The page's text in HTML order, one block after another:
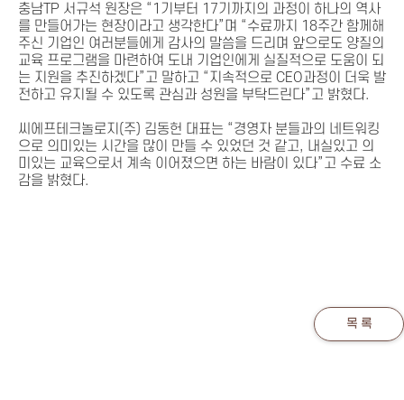
충남TP 서규석 원장은 “1기부터 17기까지의 과정이 하나의 역사
를 만들어가는 현장이라고 생각한다”며 “수료까지 18주간 함께해
주신 기업인 여러분들에게 감사의 말씀을 드리며 앞으로도 양질의
교육 프로그램을 마련하여 도내 기업인에게 실질적으로 도움이 되
는 지원을 추진하겠다”고 말하고 “지속적으로 CEO과정이 더욱 발
전하고 유지될 수 있도록 관심과 성원을 부탁드린다”고 밝혔다.
씨에프테크놀로지(주) 김동헌 대표는 “경영자 분들과의 네트워킹
으로 의미있는 시간을 많이 만들 수 있었던 것 같고, 내실있고 의
미있는 교육으로서 계속 이어졌으면 하는 바람이 있다”고 수료 소
감을 밝혔다.
목 록